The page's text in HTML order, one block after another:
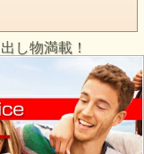
し物満載！